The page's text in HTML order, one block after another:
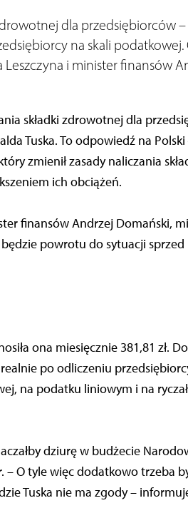
dla przedsiębiorców –
na skali podatkowej.
i minister finansów
składki zdrowotnej dla
Tuska. To odpowiedź na Polski
zmienił zasady naliczania
ich obciążeń.
finansów Andrzej Domański,
powrotu do sytuacji sprzed
ona miesięcznie 381,81 zł.
po odliczeniu
na podatku liniowym i na
dziurę w budżecie
– O tyle więc dodatkowo trzeba
Tuska nie ma zgody –